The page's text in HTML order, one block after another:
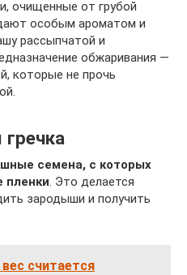
очищенные от грубой
особым ароматом и
рассыпчатой и
обжаривания —
которые не прочь
семена, с которых
пленки. Это делается
зародыши и получить
считается